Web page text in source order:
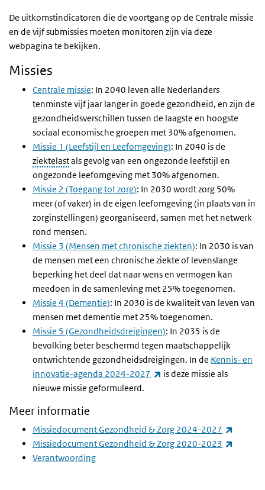
De uitkomstindicatoren die de voortgang op de Centrale missie
en de vijf submissies moeten monitoren zijn via deze
webpagina te bekijken.
Missies
Centrale missie: In 2040 leven alle Nederlanders
tenminste vijf jaar langer in goede gezondheid, en zijn de
gezondheidsverschillen tussen de laagste en hoogste
sociaal economische groepen met 30% afgenomen.
Missie 1 (Leefstijl en Leefomgeving): In 2040 is de
ziektelastals gevolg van een ongezonde leefstijl en
ongezonde leefomgeving met 30% afgenomen.
Missie 2 (Toegang tot zorg): In 2030 wordt zorg 50%
meer (of vaker) in de eigen leefomgeving (in plaats van in
zorginstellingen) georganiseerd, samen met het netwerk
rond mensen.
Missie 3 (Mensen met chronische ziekten): In 2030 is van
de mensen met een chronische ziekte of levenslange
beperking het deel dat naar wens en vermogen kan
meedoen in de samenleving met 25% toegenomen.
Missie 4 (Dementie): In 2030 is de kwaliteit van leven van
mensen met dementie met 25% toegenomen.
Missie 5 (Gezondheidsdreigingen): In 2035 is de
bevolking beter beschermd tegen maatschappelijk
ontwrichtende gezondheidsdreigingen. In de Kennis- en
innovatie-agenda 2024-2027
(externe link)
is deze missie als
nieuwe missie geformuleerd.
Meer informatie
Missiedocument Gezondheid & Zorg 2024-2027
Missiedocument Gezondheid & Zorg 2020-2023
Verantwoording